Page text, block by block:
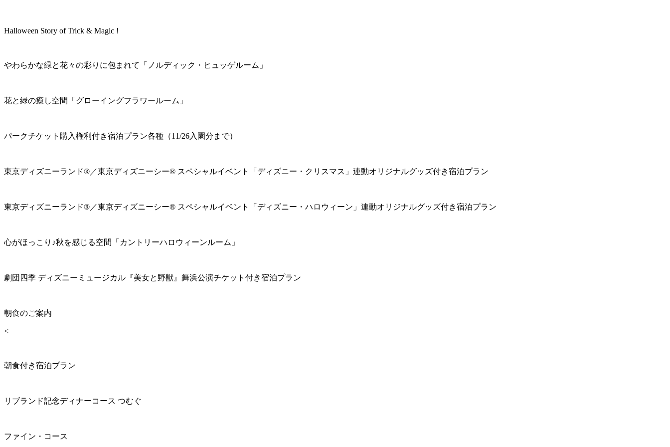
Halloween Story of Trick & Magic !
やわらかな緑と花々の彩りに包まれて「ノルディック・ヒュッゲルーム」
花と緑の癒し空間「グローイングフラワールーム」
パークチケット購入権利付き宿泊プラン各種（11/26入園分まで）
東京ディズニーランド®／東京ディズニーシー® スペシャルイベント「ディズニー・クリスマス」連動オリジナルグッズ付き宿泊プラン
東京ディズニーランド®／東京ディズニーシー® スペシャルイベント「ディズニー・ハロウィーン」連動オリジナルグッズ付き宿泊プラン
心がほっこり♪秋を感じる空間「カントリーハロウィーンルーム」
劇団四季 ディズニーミュージカル『美女と野獣』舞浜公演チケット付き宿泊プラン
朝食のご案内
<
朝食付き宿泊プラン
リブランド記念ディナーコース つむぐ
ファイン・コース